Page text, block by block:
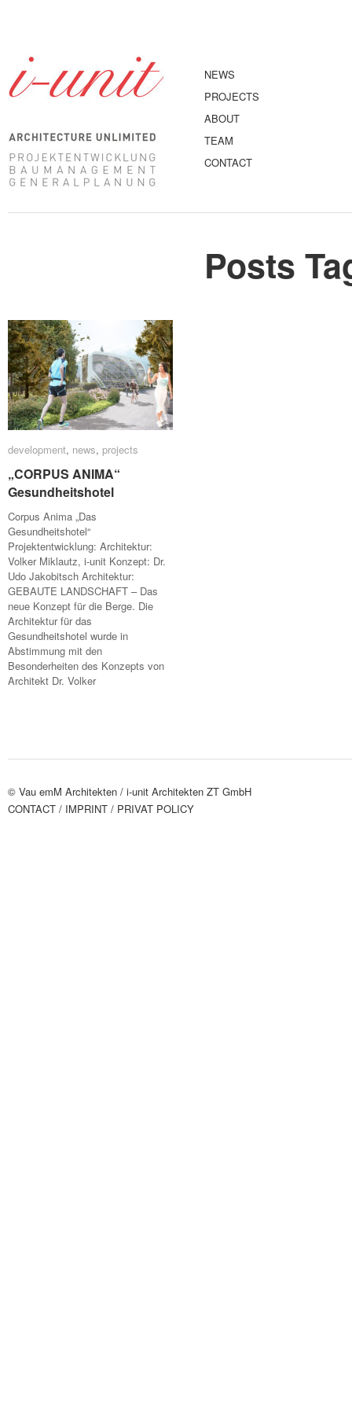
NEWS
PROJECTS
ABOUT
TEAM
CONTACT
Posts
development, news, projects
„CORPUS ANIMA“
Gesundheitshotel
Corpus Anima „Das
Gesundheitshotel“
Projektentwicklung: Architektur:
Volker Miklautz, i-unit Konzept: Dr.
Udo Jakobitsch Architektur:
GEBAUTE LANDSCHAFT – Das
neue Konzept für die Berge. Die
Architektur für das
Gesundheitshotel wurde in
Abstimmung mit den
Besonderheiten des Konzepts von
Architekt Dr. Volker
development news projects
„CORPUS ANIMA“
Gesundheitshotel
© Vau emM Architekten / i-unit Architekten ZT GmbH
CONTACT / IMPRINT / PRIVAT POLICY